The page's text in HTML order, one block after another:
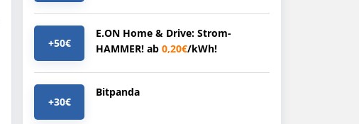
+50€
E.ON Home & Drive: Strom-
HAMMER! ab 0,20€/kWh!
+30€
Bitpanda